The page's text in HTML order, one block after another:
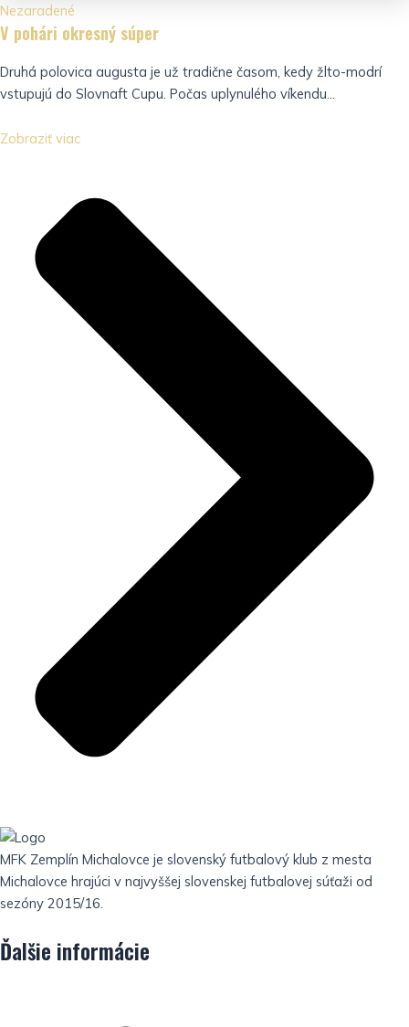
Nezaradené
V pohári okresný súper
Druhá polovica augusta je už tradične časom, kedy žlto-modrí
vstupujú do Slovnaft Cupu. Počas uplynulého víkendu...
Zobraziť viac
MFK Zemplín Michalovce je slovenský futbalový klub z mesta
Michalovce hrajúci v najvyššej slovenskej futbalovej súťaži od
sezóny 2015/16.
Ďalšie informácie